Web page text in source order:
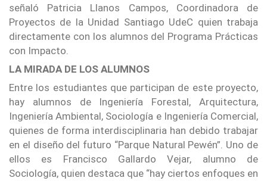
señaló Patricia Llanos Campos, Coordinadora de
Proyectos de la Unidad Santiago UdeC quien trabaja
directamente con los alumnos del Programa Prácticas
con Impacto.
LA MIRADA DE LOS ALUMNOS
Entre los estudiantes que participan de este proyecto,
hay alumnos de Ingeniería Forestal, Arquitectura,
Ingeniería Ambiental, Sociología e Ingeniería Comercial,
quienes de forma interdisciplinaria han debido trabajar
en el diseño del futuro “Parque Natural Pewén”. Uno de
ellos es Francisco Gallardo Vejar, alumno de
Sociología, quien destaca que “hay ciertos enfoques en